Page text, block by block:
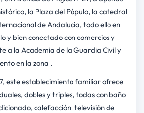
la Plaza del Pópulo, la catedral
de Andalucía, todo ello en
y bien conectado con comercios y
a la Academia de la Guardia Civil y
en la zona .
este establecimiento familiar ofrece
dobles y triples, todas con baño
calefacción, televisión de